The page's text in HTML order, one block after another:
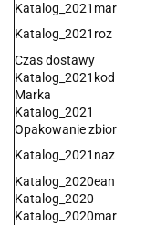
Katalog_2021mar
Katalog_2021roz
Czas dostawy
Katalog_2021kod
Marka
Katalog_2021
Opakowanie zbior
Katalog_2021naz
Katalog_2020ean
Katalog_2020
Katalog_2020mar